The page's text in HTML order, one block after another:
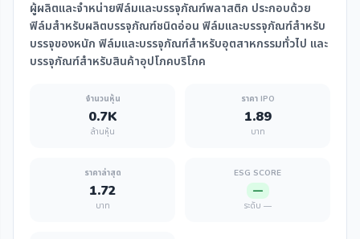
ผู้ผลิตและจำหน่ายฟิล์มและบรรจุภัณฑ์พลาสติก ประกอบด้วย
ฟิล์มสำหรับผลิตบรรจุภัณฑ์ชนิดอ่อน ฟิล์มและบรรจุภัณฑ์สำหรับ
บรรจุของหนัก ฟิล์มและบรรจุภัณฑ์สำหรับอุตสาหกรรมทั่วไป และ
บรรจุภัณฑ์สำหรับสินค้าอุปโภคบริโภค
จำนวนหุ้น
0.7K
ล้านหุ้น
ราคา IPO
1.89
บาท
ราคาล่าสุด
1.72
บาท
ESG SCORE
—
ระดับ —